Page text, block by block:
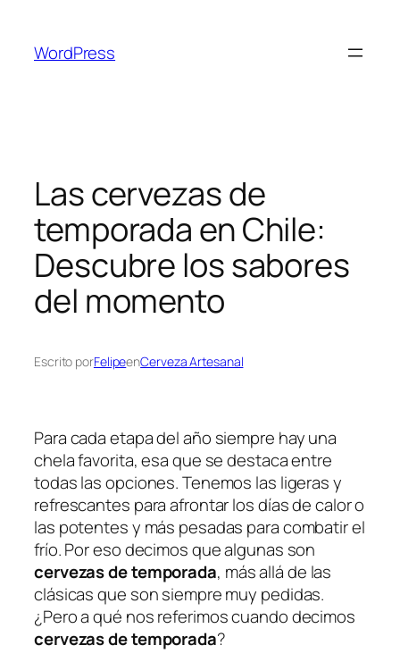
contenido
WordPress
Las cervezas de
temporada en Chile:
Descubre los sabores
del momento
Escrito porFelipeenCerveza Artesanal
Para cada etapa del año siempre hay una
chela favorita, esa que se destaca entre
todas las opciones. Tenemos las ligeras y
refrescantes para afrontar los días de calor o
las potentes y más pesadas para combatir el
frío. Por eso decimos que algunas son
cervezas de temporada, más allá de las
clásicas que son siempre muy pedidas.
¿Pero a qué nos referimos cuando decimos
cervezas de temporada?